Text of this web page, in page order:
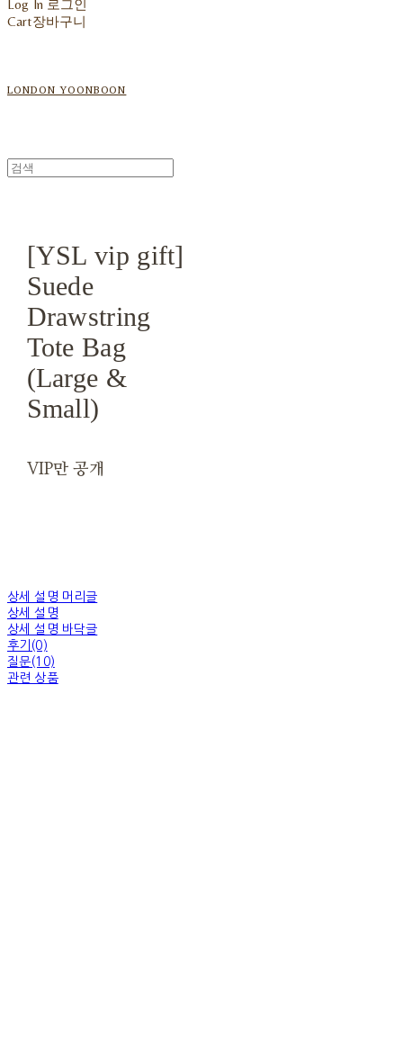
Log In 로그인
Cart장바구니
LONDON YOONBOON
[YSL vip gift]
Suede
Drawstring
Tote Bag
(Large &
Small)
VIP만 공개
상세 설명 머리글
상세 설명
상세 설명 바닥글
후기(0)
질문(10)
관련 상품